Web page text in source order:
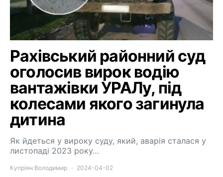
Рахівський районний суд
оголосив вирок водію
вантажівки УРАЛу, під
колесами якого загинула
дитина
Як йдеться у вироку суду, який, аварія сталася у
листопаді 2023 року…
Купріян Володимир 2024-04-02